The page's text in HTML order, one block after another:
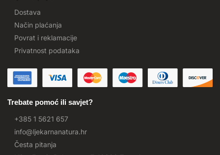
Dostava
Način plaćanja
Povrat i reklamacije
Privatnost podataka
Trebate pomoć ili savjet?
+385 1 5621 657
info@ljekarnanatura.hr
Česta pitanja